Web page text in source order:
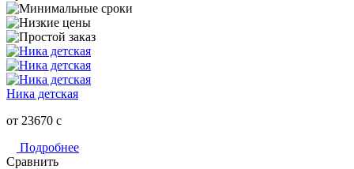
Ника детская
от 23670 c
Подробнее
Сравнить